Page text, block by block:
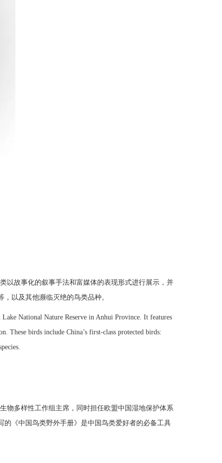
故事化的叙事手法和富媒体的表现形式进行展示，并
以及其他濒临灭绝的鸟类品种。
National Nature Reserve in Anhui Province. It features
These birds include China’s first-class protected birds:
多样性工作组主席，同时担任欧盟中国湿地保护体系
《中国鸟类野外手册》是中国鸟类爱好者的必备工具